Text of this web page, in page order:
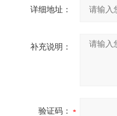
详细地址：
补充说明：
验证码：